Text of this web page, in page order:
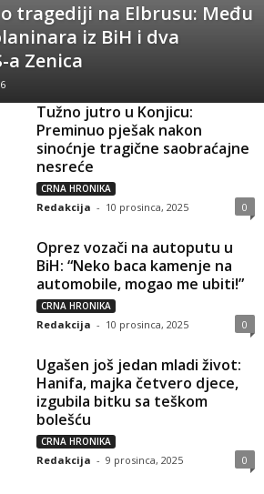
tragediji na Elbrusu: Među
iz BiH i dva
a Zenica
Tužno jutro u Konjicu:
Preminuo pješak nakon
sinoćnje tragične saobraćajne
nesreće
CRNA HRONIKA
Redakcija - 10 prosinca, 2025 0
Oprez vozači na autoputu u
BiH: “Neko baca kamenje na
automobile, mogao me ubiti!”
CRNA HRONIKA
Redakcija - 10 prosinca, 2025 0
Ugašen još jedan mladi život:
Hanifa, majka četvero djece,
izgubila bitku sa teškom
bolešću
CRNA HRONIKA
Redakcija - 9 prosinca, 2025 0